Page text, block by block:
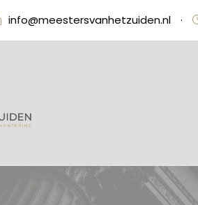
info@meestersvanhetzuiden.nl ·